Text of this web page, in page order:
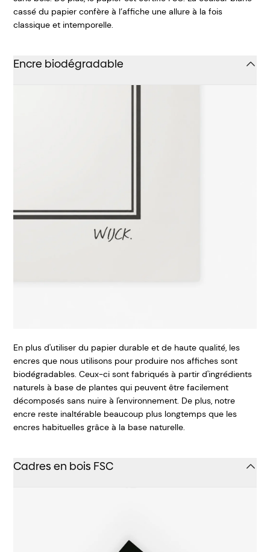
cassé du papier confère à l’affiche une allure à la fois
classique et intemporelle.
Encre biodégradable
En plus d'utiliser du papier durable et de haute qualité, les
encres que nous utilisons pour produire nos affiches sont
biodégradables. Ceux-ci sont fabriqués à partir d'ingrédients
naturels à base de plantes qui peuvent être facilement
décomposés sans nuire à l'environnement. De plus, notre
encre reste inaltérable beaucoup plus longtemps que les
encres habituelles grâce à la base naturelle.
Cadres en bois FSC